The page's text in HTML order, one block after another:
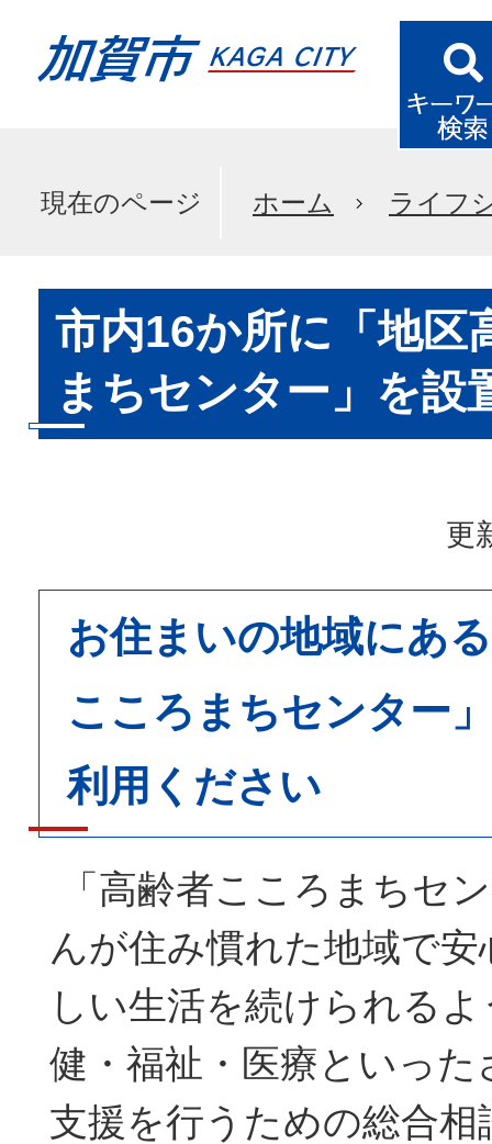
現在のページ ホーム ライフ
市内16か所に「地区
まちセンター」を設
更
お住まいの地域にあ
こころまちセンター
利用ください
「高齢者こころまちセ
んが住み慣れた地域で
しい生活を続けられる
健・福祉・医療といっ
支援を行うための総合相